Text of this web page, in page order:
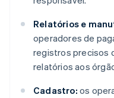
Relatórios e
operadores de
registros precisos
relatórios aos
Cadastro: os